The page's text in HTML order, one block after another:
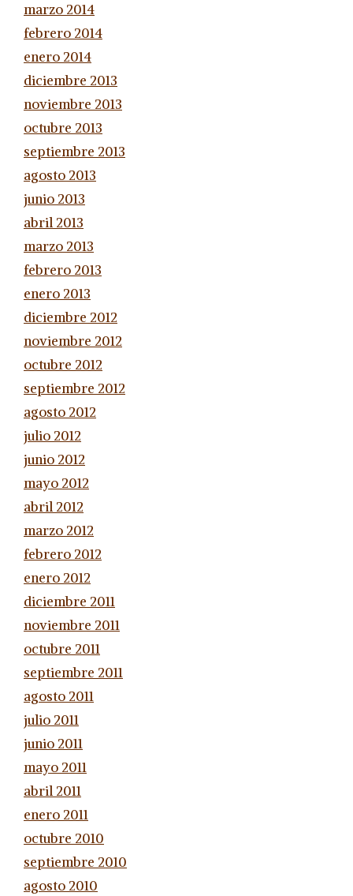
marzo 2014
febrero 2014
enero 2014
diciembre 2013
noviembre 2013
octubre 2013
septiembre 2013
agosto 2013
junio 2013
abril 2013
marzo 2013
febrero 2013
enero 2013
diciembre 2012
noviembre 2012
octubre 2012
septiembre 2012
agosto 2012
julio 2012
junio 2012
mayo 2012
abril 2012
marzo 2012
febrero 2012
enero 2012
diciembre 2011
noviembre 2011
octubre 2011
septiembre 2011
agosto 2011
julio 2011
junio 2011
mayo 2011
abril 2011
enero 2011
octubre 2010
septiembre 2010
agosto 2010